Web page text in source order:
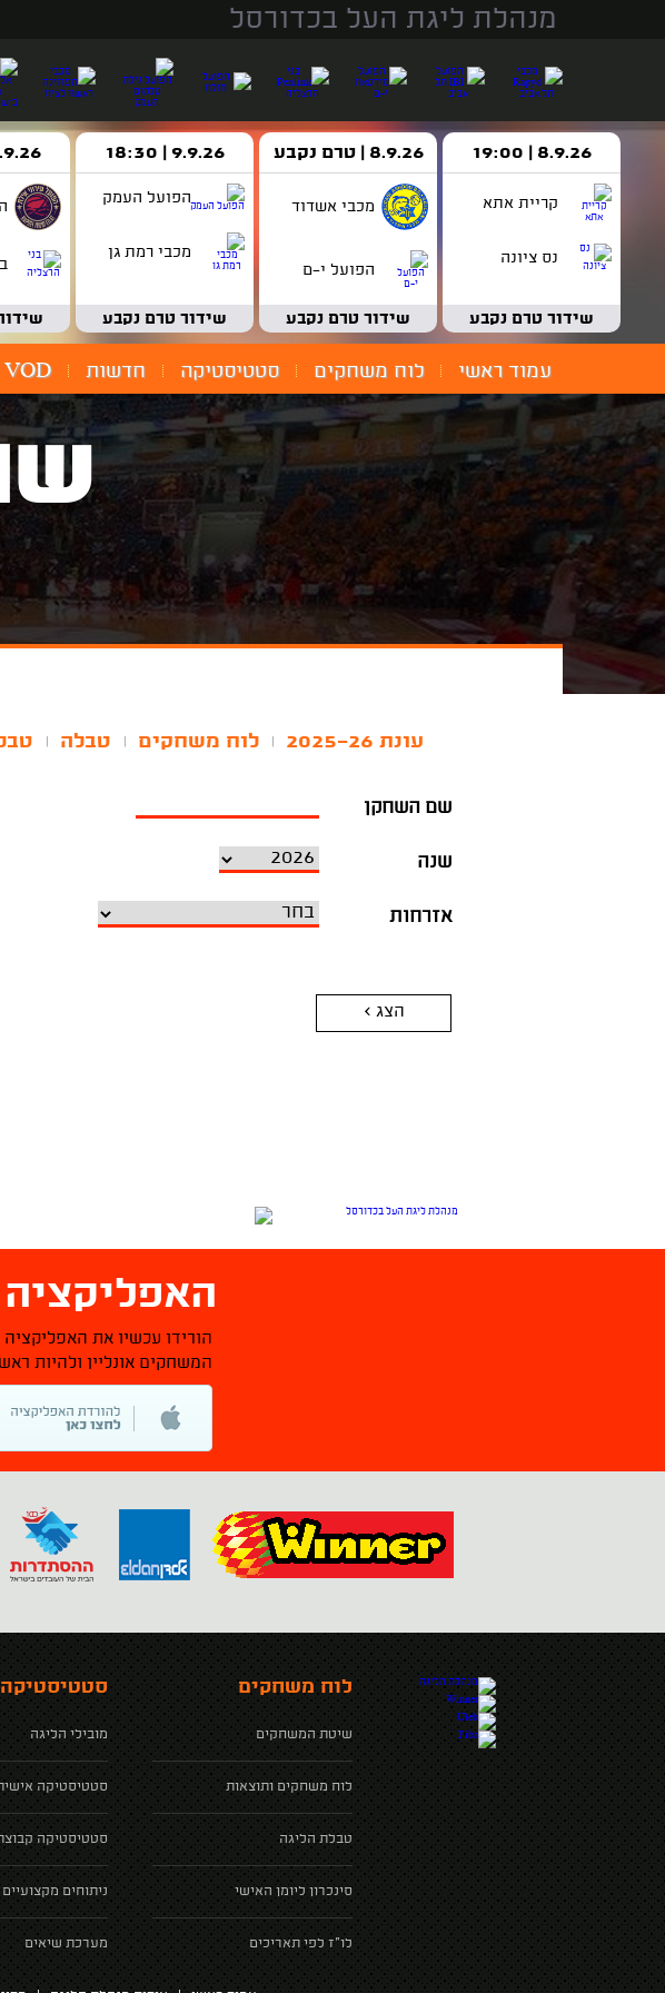
מנהלת ליגת העל בכדורסל
8.9.26 | 19:00
קריית אתא
נס ציונה
שידור טרם נקבע
8.9.26 | טרם נקבע
מכבי אשדוד
הפועל י-ם
שידור טרם נקבע
9.9.26 | 18:30
הפועל העמק
מכבי רמת גן
שידור טרם נקבע
| 19:00
עמוד ראשי לוח משחקים סטטיסטיקה חדשות VOD
עונת 2025-26 לוח משחקים טבלה
שם השחקן
שנה
אזרחות
הצג >
הורידו עכשיו את
המשחקים אונליין ולהיות
לוח משחקים
שיטת המשחקים
לוח משחקים ותוצאות
טבלת הליגה
סינכרון ליומן האישי
לו"ז לפי תאריכים
סטטיסטיקה
מובילי הליגה
סטטיסטיקה
סטטיסטיקה
ניתוחים מקצועיים
מערכת שיאים